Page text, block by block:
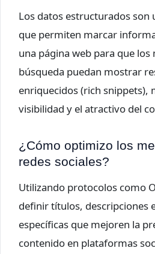
Los datos estructurados son
que permiten marcar
una página web para que
búsqueda puedan mostrar
enriquecidos (rich snippets),
visibilidad y el atractivo del
¿Cómo optimizo los
redes sociales?
Utilizando protocolos como
definir títulos, descripciones
específicas que mejoren la
contenido en plataformas